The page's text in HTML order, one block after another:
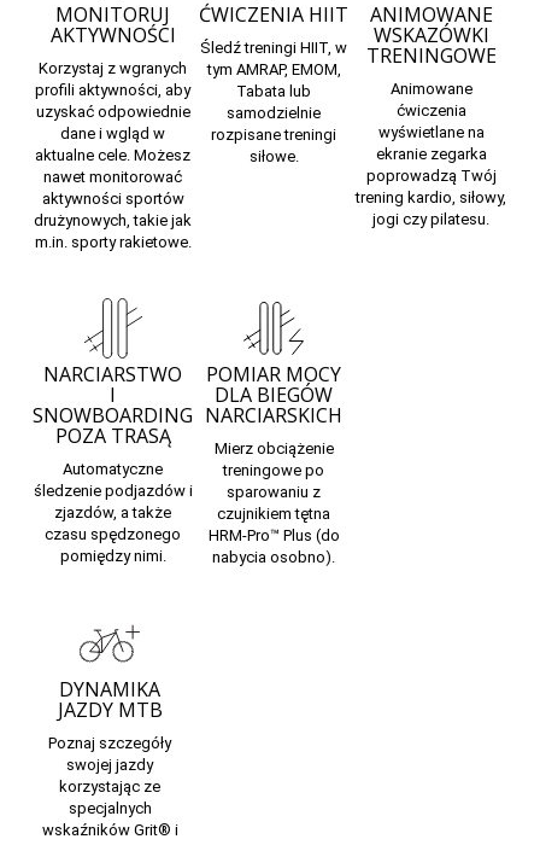
MONITORUJ
AKTYWNOŚCI
Korzystaj z wgranych
profili aktywności, aby
uzyskać odpowiednie
dane i wgląd w
aktualne cele. Możesz
nawet monitorować
aktywności sportów
drużynowych, takie jak
m.in. sporty rakietowe.
ĆWICZENIA HIIT
Śledź treningi HIIT, w
tym AMRAP, EMOM,
Tabata lub
samodzielnie
rozpisane treningi
siłowe.
ANIMOWANE
WSKAZÓWKI
TRENINGOWE
Animowane
ćwiczenia
wyświetlane na
ekranie zegarka
poprowadzą Twój
trening kardio, siłowy,
jogi czy pilatesu.
NARCIARSTWO
I
SNOWBOARDING
POZA TRASĄ
Automatyczne
śledzenie podjazdów i
zjazdów, a także
czasu spędzonego
pomiędzy nimi.
POMIAR MOCY
DLA BIEGÓW
NARCIARSKICH
Mierz obciążenie
treningowe po
sparowaniu z
czujnikiem tętna
HRM-Pro™ Plus (do
nabycia osobno).
DYNAMIKA
JAZDY MTB
Poznaj szczegóły
swojej jazdy
korzystając ze
specjalnych
wskaźników Grit® i